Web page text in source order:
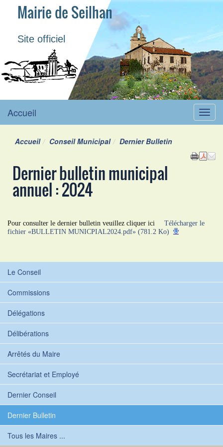
Mairie de Seilhan
Site officiel
Menu
Accueil
Accueil Conseil Municipal Dernier Bulletin
Dernier bulletin municipal
annuel : 2024
Pour consulter le dernier bulletin veuillez cliquer ici
Télécharger le
fichier «BULLETIN MUNICPIAL2024.pdf» (781.2 Ko)
Le Conseil
Commissions
Délégations
Délibérations
Arrêtés du Maire
Secrétariat et Employé
Dernier Conseil
Dernier Bulletin
Tous les Maires ...